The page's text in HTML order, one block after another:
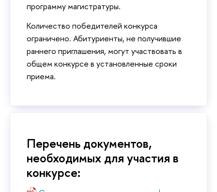
программу магистратуры.
Количество победителей конкурса
ограничено. Абитуриенты, не получившие
раннего приглашения, могут участвовать в
общем конкурсе в установленные сроки
приема.
Перечень документов,
необходимых для участия в
конкурсе: